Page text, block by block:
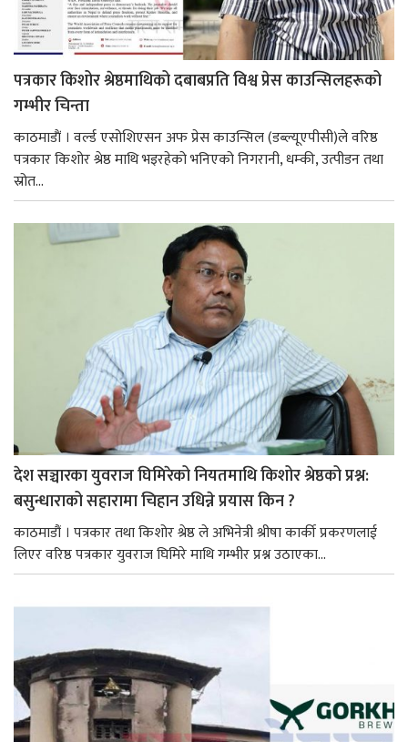
पत्रकार किशोर श्रेष्ठमाथिको दबाबप्रति विश्व प्रेस काउन्सिलहरूको
गम्भीर चिन्ता
काठमाडाैं । वर्ल्ड एसोशिएसन अफ प्रेस काउन्सिल (डब्ल्यूएपीसी)ले वरिष्ठ
पत्रकार किशोर श्रेष्ठ माथि भइरहेको भनिएको निगरानी, धम्की, उत्पीडन तथा
स्रोत...
देश सञ्चारका युवराज घिमिरेको नियतमाथि किशोर श्रेष्ठको प्रश्न:
बसुन्धाराको सहारामा चिहान उधिन्ने प्रयास किन ?
काठमाडौं । पत्रकार तथा किशोर श्रेष्ठ ले अभिनेत्री श्रीषा कार्की प्रकरणलाई
लिएर वरिष्ठ पत्रकार युवराज घिमिरे माथि गम्भीर प्रश्न उठाएका...